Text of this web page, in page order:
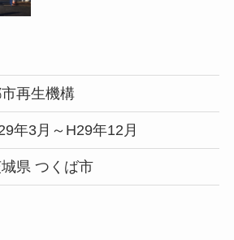
再生機構
年3月～H29年12月
県 つくば市